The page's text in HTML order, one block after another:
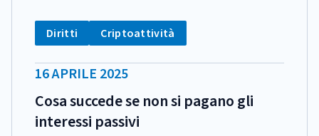
CATEGORIA:
Tag:
Diritti Tag:
Criptoattività
DATA
PUBBLICAZIONE:
16 APRILE 2025
Cosa succede se non si pagano gli
interessi passivi